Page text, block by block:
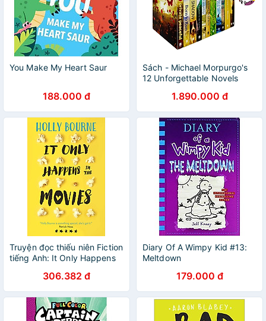
You Make My Heart Saur
188.000 đ
Sách - Michael Morpurgo's
12 Unforgettable Novels
Storyteller1.890.000 đ
Truyện đọc thiếu niên Fiction
tiếng Anh: It Only Happens
306.382 đ
Diary Of A Wimpy Kid #13:
Meltdown
179.000 đ